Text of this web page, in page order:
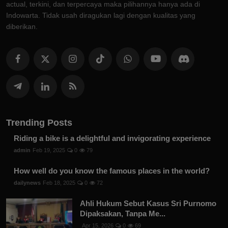
actual, terkini, dan terpercaya maka pilihannya hanya ada di
Indowarta. Tidak usah diragukan lagi dengan kualitas yang
diberikan.
Trending Posts
Riding a bike is a delightful and invigorating experience
admin Feb 19, 2025 0 79
How well do you know the famous places in the world?
dailynews Feb 18, 2025 0 72
Ahli Hukum Sebut Kasus Sri Purnomo
Dipaksakan, Tanpa Me...
Apr 15, 2026 0 69